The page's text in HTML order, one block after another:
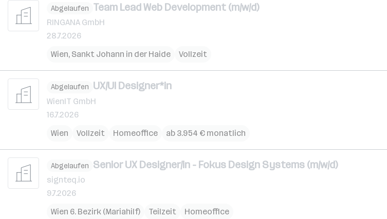
Abgelaufen Team Lead Web Development (m/w/d)
RINGANA GmbH
28.7.2026
Wien, Sankt Johann in der Haide Vollzeit
Abgelaufen UX/UI Designer*in
WienIT GmbH
16.7.2026
Wien
Vollzeit Homeoffice ab 3.954 € monatlich
Abgelaufen Senior UX Designer/in - Fokus Design Systems (m/w/d)
signteq.io
9.7.2026
Wien 6. Bezirk (Mariahilf)
Teilzeit Homeoffice